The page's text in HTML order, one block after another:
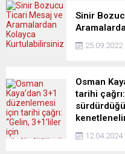
Sinir
25.09.2022
Osman
tarihi
12.04.2024